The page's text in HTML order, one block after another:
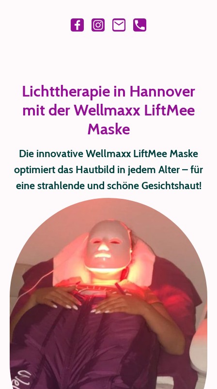
Lichttherapie in Hannover
mit der Wellmaxx LiftMee
Maske
Die innovative Wellmaxx LiftMee Maske
optimiert das Hautbild in jedem Alter – für
eine strahlende und schöne Gesichtshaut!